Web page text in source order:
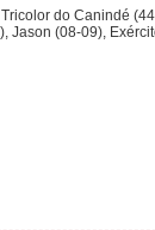
do Canindé
(08-09),